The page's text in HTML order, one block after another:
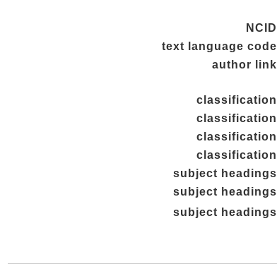
NCID
text language code
author link
classification
classification
classification
classification
subject headings
subject headings
subject headings